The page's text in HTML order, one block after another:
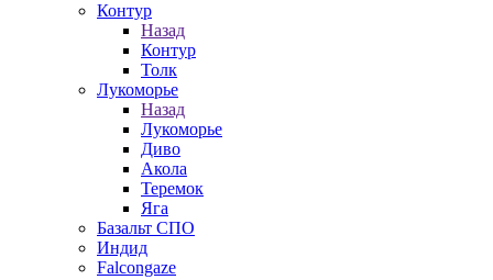
Контур
Назад
Контур
Толк
Лукоморье
Назад
Лукоморье
Диво
Акола
Теремок
Яга
Базальт СПО
Индид
Falcongaze